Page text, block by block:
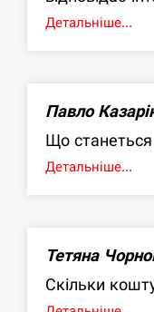
Детальніше...
Павло
Що станеться
Детальніше...
Тетяна
Скільки